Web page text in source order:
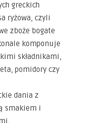
greckich
ryżowa, czyli
zboże bogate
komponuje
składnikami,
pomidory czy
dania z
smakiem i